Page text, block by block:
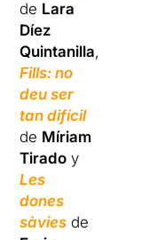
de Lara
Díez
Quintanilla,
Fills: no
deu ser
tan difícil
de Míriam
Tirado y
Les
dones
sàvies de